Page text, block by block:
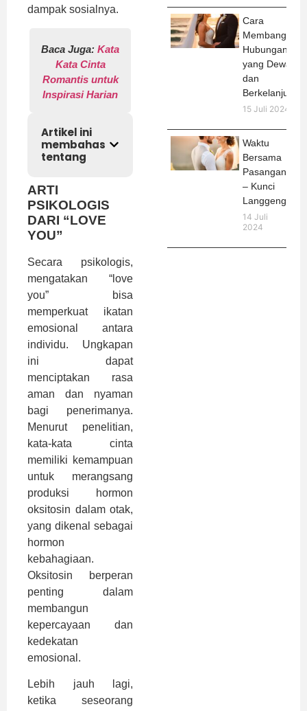
dampak sosialnya.
Baca Juga: Kata
Kata Cinta
Romantis untuk
Inspirasi Harian
Artikel ini
membahas
tentang
ARTI
PSIKOLOGIS
DARI “LOVE
YOU”
Secara psikologis,
mengatakan “love
you” bisa
memperkuat ikatan
emosional antara
individu. Ungkapan
ini dapat
menciptakan rasa
aman dan nyaman
bagi penerimanya.
Menurut penelitian,
kata-kata cinta
memiliki kemampuan
untuk merangsang
produksi hormon
oksitosin dalam otak,
yang dikenal sebagai
hormon
kebahagiaan.
Oksitosin berperan
penting dalam
membangun
kepercayaan dan
kedekatan
emosional.
Lebih jauh lagi,
ketika seseorang
Cara
Membangun
Hubungan
yang Dewasa
dan
Berkelanjutan
15 Juli 2024
Waktu
Bersama
Pasangan
– Kunci
Langgeng
14 Juli
2024